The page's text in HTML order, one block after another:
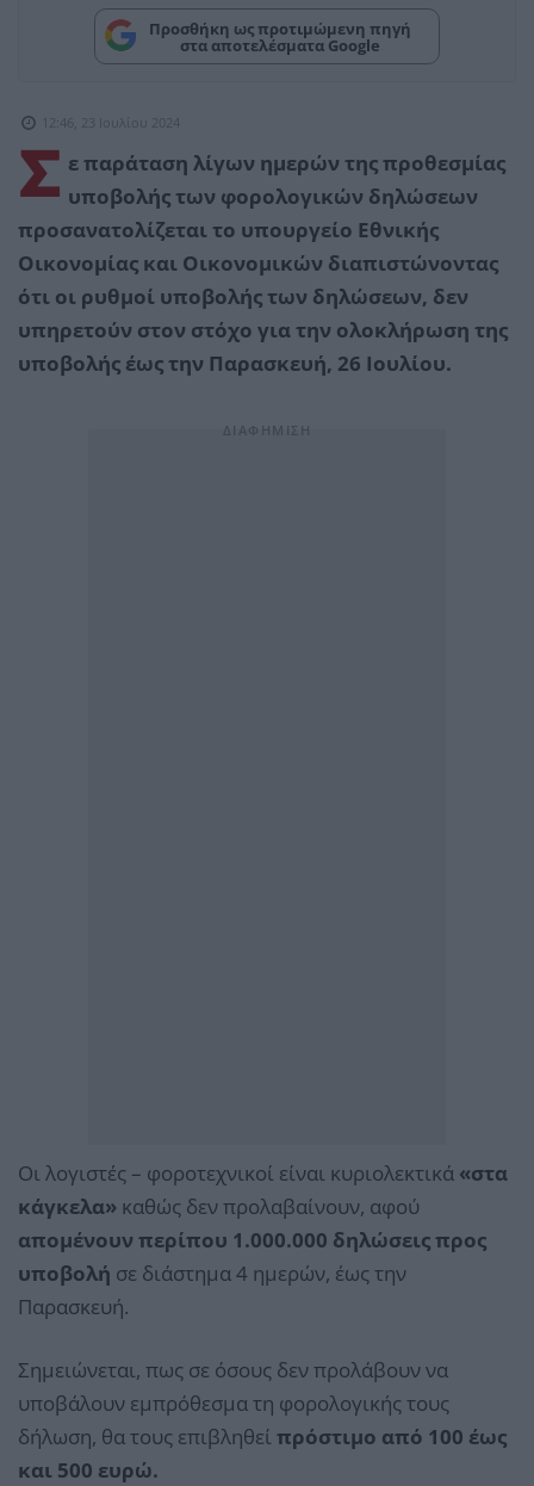
Προσθήκη ως προτιμώμενη πηγή
στα αποτελέσματα Google
12:46, 23 Ιουλίου 2024
Σ ε παράταση λίγων ημερών της προθεσμίας
υποβολής των φορολογικών δηλώσεων
προσανατολίζεται το υπουργείο Εθνικής
Οικονομίας και Οικονομικών διαπιστώνοντας
ότι οι ρυθμοί υποβολής των δηλώσεων, δεν
υπηρετούν στον στόχο για την ολοκλήρωση της
υποβολής έως την Παρασκευή, 26 Ιουλίου.
Οι λογιστές – φοροτεχνικοί είναι κυριολεκτικά «στα
κάγκελα» καθώς δεν προλαβαίνουν, αφού
απομένουν περίπου 1.000.000 δηλώσεις προς
υποβολή σε διάστημα 4 ημερών, έως την
Παρασκευή.
Σημειώνεται, πως σε όσους δεν προλάβουν να
υποβάλουν εμπρόθεσμα τη φορολογικής τους
δήλωση, θα τους επιβληθεί πρόστιμο από 100 έως
και 500 ευρώ.